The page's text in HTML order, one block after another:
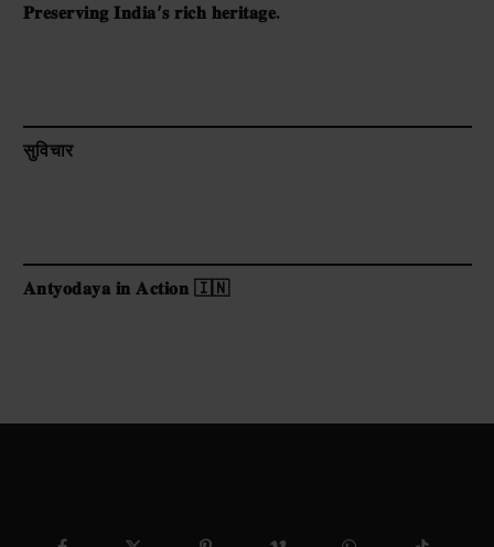
𝐏𝐫𝐞𝐬𝐞𝐫𝐯𝐢𝐧𝐠 𝐈𝐧𝐝𝐢𝐚’𝐬 𝐫𝐢𝐜𝐡 𝐡𝐞𝐫𝐢𝐭𝐚𝐠𝐞.
सुविचार
𝐀𝐧𝐭𝐲𝐨𝐝𝐚𝐲𝐚 𝐢𝐧 𝐀𝐜𝐭𝐢𝐨𝐧 🇮🇳